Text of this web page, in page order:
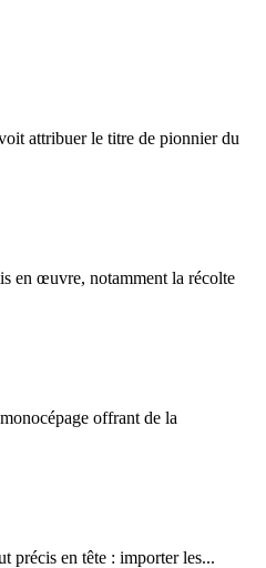
attribuer le titre de pionnier du
en œuvre, notamment la récolte
offrant de la
précis en tête : importer les...